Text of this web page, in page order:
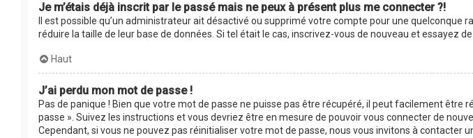
Je m’étais déjà inscrit par le passé mais ne peux à présent plus me connecter ?!
Il est possible qu’un administrateur ait désactivé ou supprimé votre compte pour une
réduire la taille de leur base de données. Si tel était le cas, inscrivez-vous de nouveau et essayez
Haut
J’ai perdu mon mot de passe !
Pas de panique ! Bien que votre mot de passe ne puisse pas être récupéré, il peut facilement être
passe ». Suivez les instructions et vous devriez être en mesure de pouvoir vous connecter de
Cependant, si vous ne pouvez pas réinitialiser votre mot de passe, nous vous invitons à contacter